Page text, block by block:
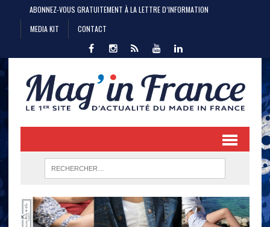
ABONNEZ-VOUS GRATUITEMENT À LA LETTRE D’INFORMATION
MEDIA KIT
CONTACT